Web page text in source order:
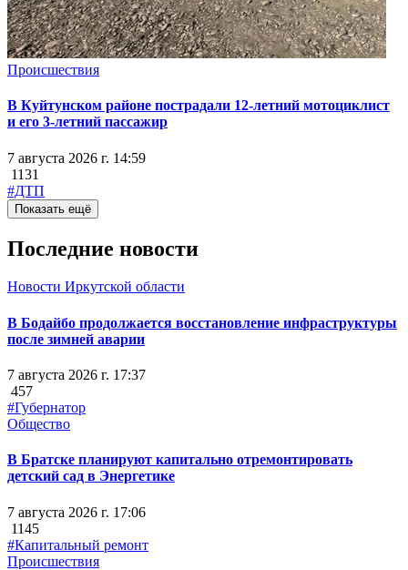
Происшествия
В Куйтунском районе пострадали 12-летний мотоциклист
и его 3-летний пассажир
7 августа 2026 г. 14:59
1131
#ДТП
Показать ещё
Последние новости
Новости Иркутской области
В Бодайбо продолжается восстановление инфраструктуры
после зимней аварии
7 августа 2026 г. 17:37
457
#Губернатор
Общество
В Братске планируют капитально отремонтировать
детский сад в Энергетике
7 августа 2026 г. 17:06
1145
#Капитальный ремонт
Происшествия